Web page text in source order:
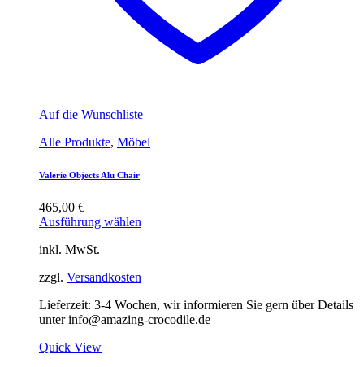
Auf die Wunschliste
Alle Produkte, Möbel
Valerie Objects Alu Chair
465,00 €
Ausführung wählen
inkl. MwSt.
zzgl. Versandkosten
Lieferzeit: 3-4 Wochen, wir informieren Sie gern über Details
unter info@amazing-crocodile.de
Quick View